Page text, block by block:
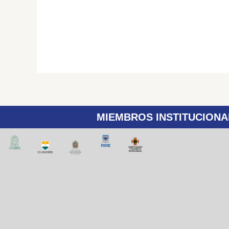
MIEMBROS